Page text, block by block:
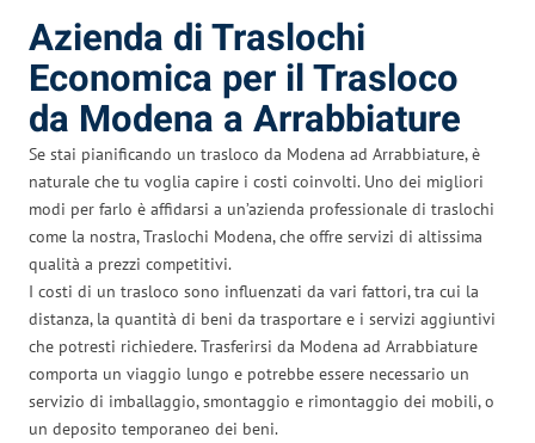
Azienda di Traslochi
Economica per il Trasloco
da Modena a Arrabbiature
Se stai pianificando un trasloco da Modena ad Arrabbiature, è
naturale che tu voglia capire i costi coinvolti. Uno dei migliori
modi per farlo è affidarsi a un’azienda professionale di traslochi
come la nostra, Traslochi Modena, che offre servizi di altissima
qualità a prezzi competitivi.
I costi di un trasloco sono influenzati da vari fattori, tra cui la
distanza, la quantità di beni da trasportare e i servizi aggiuntivi
che potresti richiedere. Trasferirsi da Modena ad Arrabbiature
comporta un viaggio lungo e potrebbe essere necessario un
servizio di imballaggio, smontaggio e rimontaggio dei mobili, o
un deposito temporaneo dei beni.